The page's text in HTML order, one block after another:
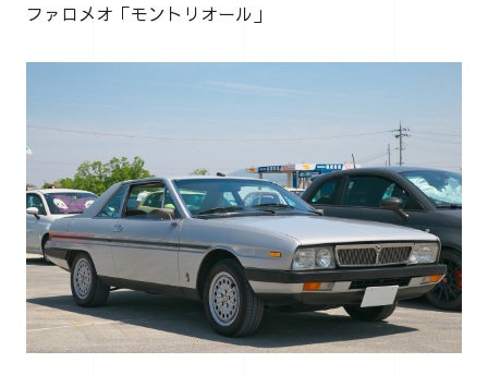
ファロメオ「モントリオール」